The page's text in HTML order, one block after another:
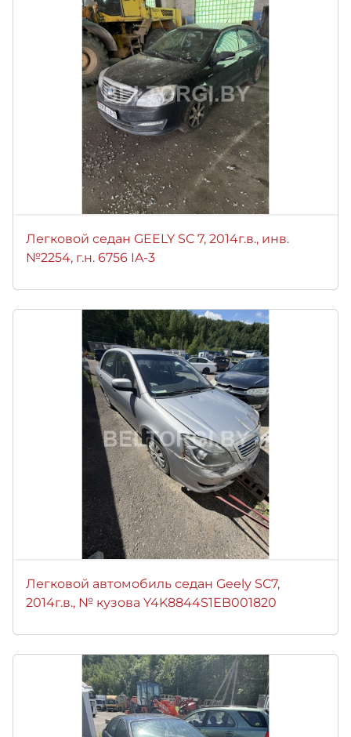
Легковой седан GEELY SC 7, 2014г.в., инв.
№2254, г.н. 6756 IA-3
Легковой автомобиль седан Geely SC7,
2014г.в., № кузова Y4K8844S1EB001820